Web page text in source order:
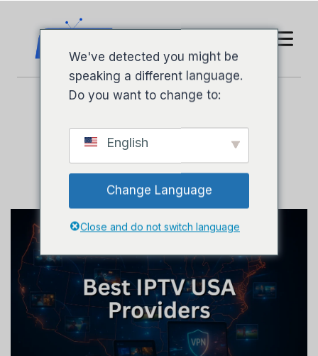
Blogi
We've detected you might be
speaking a different language.
Do you want to change to:
English
Change Language
Close and do not switch language